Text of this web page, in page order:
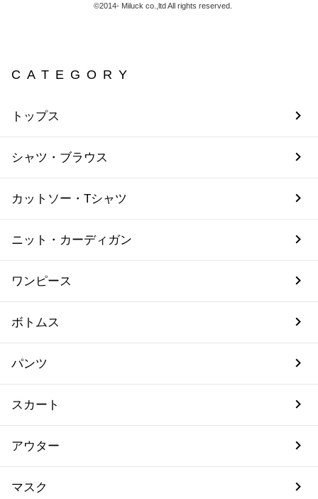
©2014- Miluck co.,ltd All rights reserved.
CATEGORY
トップス
シャツ・ブラウス
カットソー・Tシャツ
ニット・カーディガン
ワンピース
ボトムス
パンツ
スカート
アウター
マスク